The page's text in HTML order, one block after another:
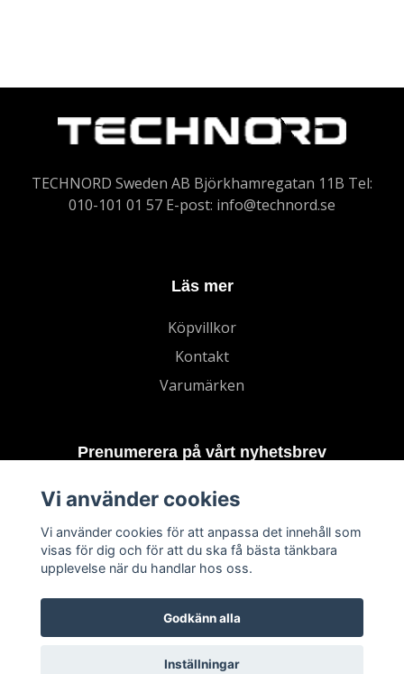
TECHNORD Sweden AB Björkhamregatan 11B Tel:
010-101 01 57 E-post: info@technord.se
Läs mer
Köpvillkor
Kontakt
Varumärken
Prenumerera på vårt nyhetsbrev
Vi använder cookies
Vi använder cookies för att anpassa det innehåll som
visas för dig och för att du ska få bästa tänkbara
upplevelse när du handlar hos oss.
Godkänn alla
Inställningar